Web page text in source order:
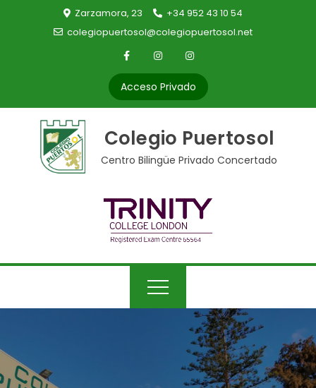
Zarzamora, 23
+34 952 43 10 54
colegiopuertosol@colegiopuertosol.net
Acceso Privado
Colegio Puertosol
Centro Bilingüe Privado Concertado